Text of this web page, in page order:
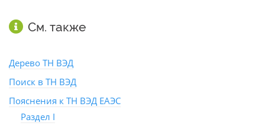
См. также
Дерево ТН ВЭД
Поиск в ТН ВЭД
Пояснения к ТН ВЭД ЕАЭС
Раздел I